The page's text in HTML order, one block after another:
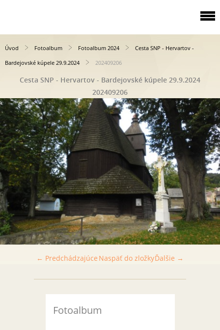
Úvod Fotoalbum Fotoalbum 2024
Cesta SNP - Hervartov -
Bardejovské kúpele 29.9.2024
202409206
Cesta SNP - Hervartov - Bardejovské kúpele 29.9.2024
202409206
← Predchádzajúce Ďalšie →
Naspäť do zložky
Fotoalbum